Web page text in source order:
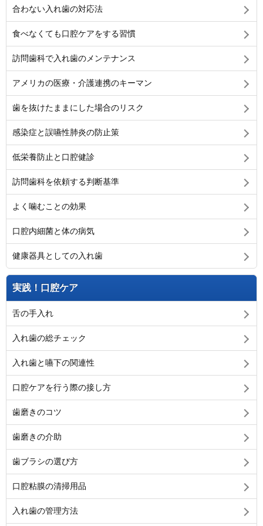
合わない入れ歯の対応法
食べなくても口腔ケアをする習慣
訪問歯科で入れ歯のメンテナンス
アメリカの医療・介護連携のキーマン
歯を抜けたままにした場合のリスク
感染症と誤嚥性肺炎の防止策
低栄養防止と口腔健診
訪問歯科を依頼する判断基準
よく噛むことの効果
口腔内細菌と体の病気
健康器具としての入れ歯
実践！口腔ケア
舌の手入れ
入れ歯の総チェック
入れ歯と嚥下の関連性
口腔ケアを行う際の接し方
歯磨きのコツ
歯磨きの介助
歯ブラシの選び方
口腔粘膜の清掃用品
入れ歯の管理方法